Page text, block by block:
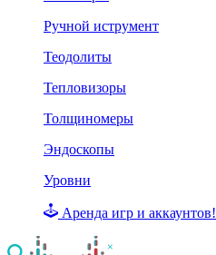
Ручной иструмент
Теодолиты
Тепловизоры
Толщиномеры
Эндоскопы
Уровни
Аренда игр и аккаунтов!